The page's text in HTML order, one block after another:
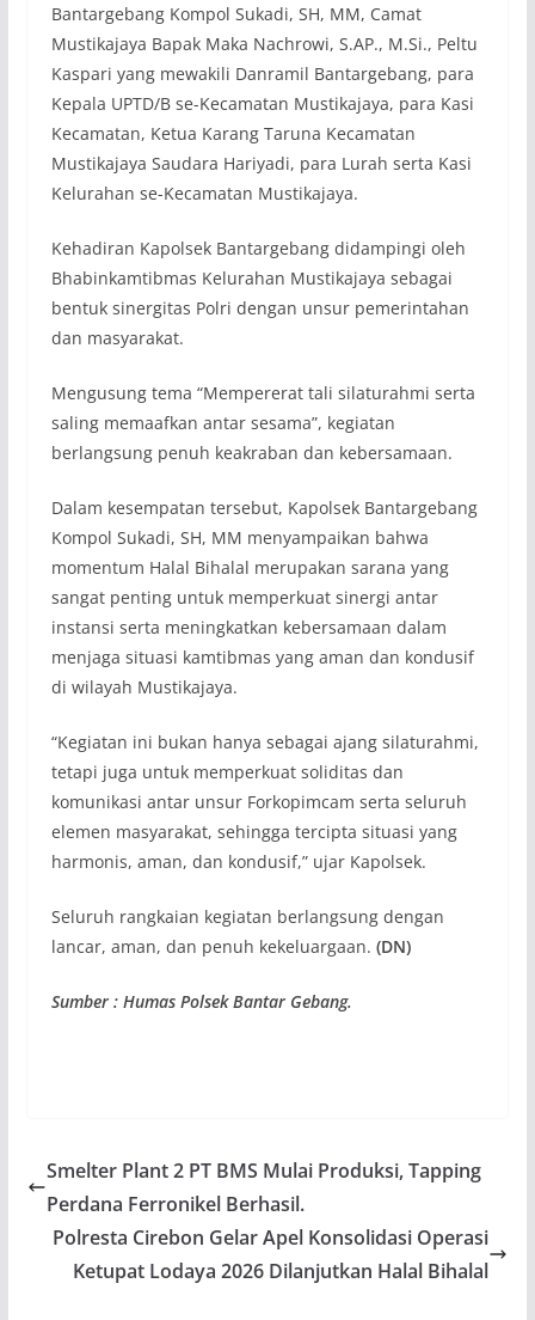
Bantargebang Kompol Sukadi, SH, MM, Camat
Mustikajaya Bapak Maka Nachrowi, S.AP., M.Si., Peltu
Kaspari yang mewakili Danramil Bantargebang, para
Kepala UPTD/B se-Kecamatan Mustikajaya, para Kasi
Kecamatan, Ketua Karang Taruna Kecamatan
Mustikajaya Saudara Hariyadi, para Lurah serta Kasi
Kelurahan se-Kecamatan Mustikajaya.
Kehadiran Kapolsek Bantargebang didampingi oleh
Bhabinkamtibmas Kelurahan Mustikajaya sebagai
bentuk sinergitas Polri dengan unsur pemerintahan
dan masyarakat.
Mengusung tema “Mempererat tali silaturahmi serta
saling memaafkan antar sesama”, kegiatan
berlangsung penuh keakraban dan kebersamaan.
Dalam kesempatan tersebut, Kapolsek Bantargebang
Kompol Sukadi, SH, MM menyampaikan bahwa
momentum Halal Bihalal merupakan sarana yang
sangat penting untuk memperkuat sinergi antar
instansi serta meningkatkan kebersamaan dalam
menjaga situasi kamtibmas yang aman dan kondusif
di wilayah Mustikajaya.
“Kegiatan ini bukan hanya sebagai ajang silaturahmi,
tetapi juga untuk memperkuat soliditas dan
komunikasi antar unsur Forkopimcam serta seluruh
elemen masyarakat, sehingga tercipta situasi yang
harmonis, aman, dan kondusif,” ujar Kapolsek.
Seluruh rangkaian kegiatan berlangsung dengan
lancar, aman, dan penuh kekeluargaan. (DN)
Sumber : Humas Polsek Bantar Gebang.
Smelter Plant 2 PT BMS Mulai Produksi, Tapping
Perdana Ferronikel Berhasil.
Polresta Cirebon Gelar Apel Konsolidasi Operasi
Ketupat Lodaya 2026 Dilanjutkan Halal Bihalal